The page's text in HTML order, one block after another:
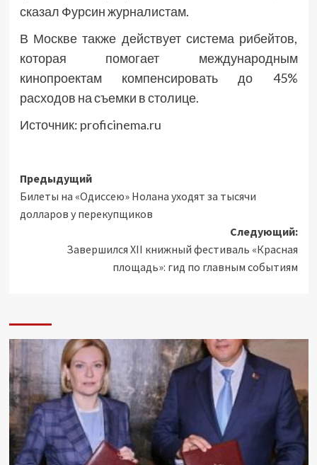
сказал Фурсин журналистам.
В Москве также действует система рибейтов,
которая помогает международным
кинопроектам компенсировать до 45%
расходов на съемки в столице.
Источник: proficinema.ru
Навигация
записи
Предыдущий
Билеты на «Одиссею» Нолана уходят за тысячи
долларов у перекупщиков
Следующий:
Завершился XII книжный фестиваль «Красная
площадь»: гид по главным событиям